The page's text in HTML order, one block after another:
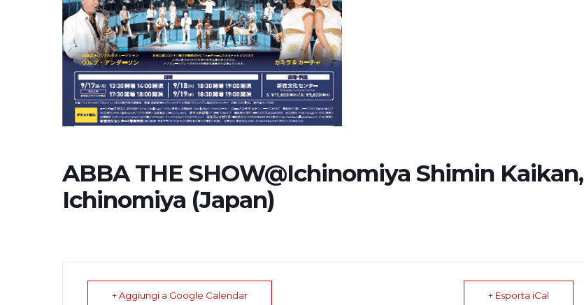
ABBA THE SHOW@Ichinomiya Shimin Kaikan,
Ichinomiya (Japan)
+ Aggiungi a Google Calendar + Esporta iCal